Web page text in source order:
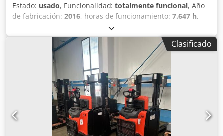
Estado: usado, Funcionalidad: totalmente funcional, Año
de fabricación: 2016, horas de funcionamiento: 7.647 h,
1.600 kg, altura de elevación:
mm, ascensor libre:2.000 mm, tipo de combustible:
, tipo de mástil:triple
, altura de construcción:
, longitud de la horquilla: 1.150 mm
accionamiento:
Elektro, Carretilla elevadora de mástil
retráctil Tipo de mástil: tríplex Estado técnico: muy bueno
Neumáticos delanteros, tipo: macizos Neumáticos
traseros, tipo: macizos Codpfx Aszmkqdscnorf Voltaje de la
batería: 48 V Año de fabricación de la batería: 2016
Horquilla retráctil, desplazador lateral, dispositivo de
ajuste de horquillas, tercera válvula, cuarta válvula.
Clasificado